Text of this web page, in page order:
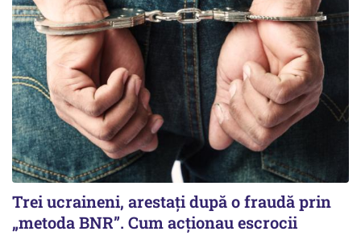
Trei ucraineni, arestați după o fraudă prin
„metoda BNR”. Cum acționau escrocii